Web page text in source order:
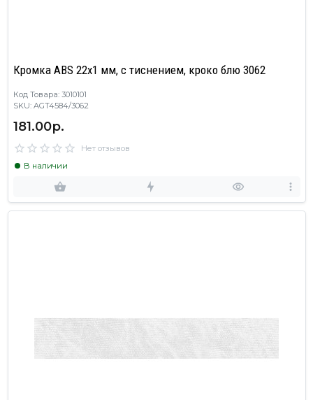
Кромка ABS 22х1 мм, с тиснением, кроко блю 3062
Код Товара: 3010101
SKU: AGT4584/3062
181.00р.
Нет отзывов
В наличии